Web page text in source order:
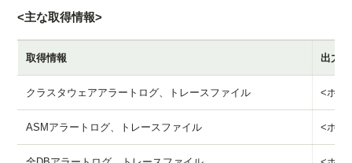
<主な取得情報>
取得情報 出力
クラスタウェアアラートログ、トレースファイル <ホス
ASMアラートログ、トレースファイル <ホス